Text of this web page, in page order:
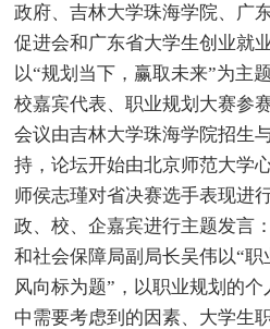
政府、吉林大学珠海学院、广
促进会和广东省大学生创业就
以“规划当下，赢取未来”为主
校嘉宾代表、职业规划大赛参
会议由吉林大学珠海学院招生
持，论坛开始由北京师范大学
师侯志瑾对省决赛选手表现进
政、校、企嘉宾进行主题发言
和社会保障局副局长吴伟以“
风向标为题”，以职业规划的
中需要考虑到的因素、大学生